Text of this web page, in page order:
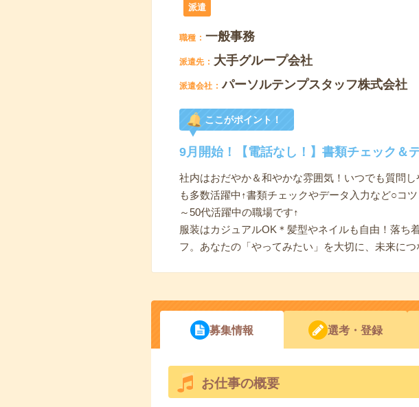
派遣
職種 一般事務
派遣先 大手グループ会社
派遣会社 パーソルテンプスタッフ株式会社
ここがポイント！
9月開始！【電話なし！】書類チェック＆
社内はおだやか＆和やかな雰囲気！いつでも質問
も多数活躍中↑書類チェックやデータ入力など○コ
～50代活躍中の職場です↑
服装はカジュアルOK＊髪型やネイルも自由！落ち
フ。あなたの「やってみたい」を大切に、未来につ
募集情報 選考・登録
お仕事の概要